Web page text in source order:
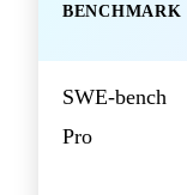
BENCHMARK
SWE-bench
Pro